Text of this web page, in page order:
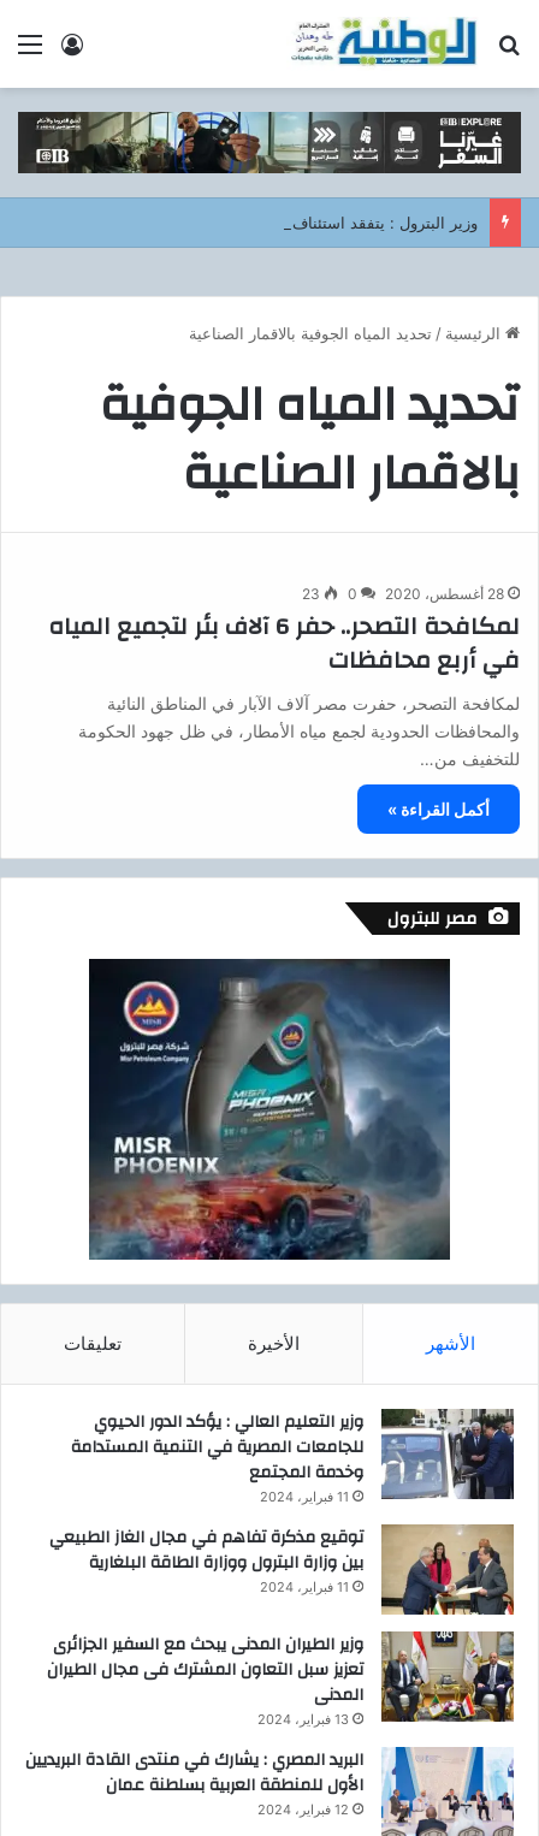
بحث عن
الرئيسية /تحديد المياه الجوفية بالاقمار الصناعية
تحديد المياه الجوفية
بالاقمار الصناعية
28 أغسطس، 2020 0
23
لمكافحة التصحر.. حفر 6 آلاف بئر لتجميع المياه
في أربع محافظات
لمكافحة التصحر، حفرت مصر آلاف الآبار في المناطق النائية
والمحافظات الحدودية لجمع مياه الأمطار، في ظل جهود الحكومة
للتخفيف من…
أكمل القراءة »
مصر للبترول
الأشهر الأخيرة تعليقات
وزير التعليم العالي : يؤكد الدور الحيوي
للجامعات المصرية في التنمية المستدامة
وخدمة المجتمع
11 فبراير، 2024
توقيع مذكرة تفاهم في مجال الغاز الطبيعي
بين وزارة البترول ووزارة الطاقة البلغارية
11 فبراير، 2024
وزير الطيران المدنى يبحث مع السفير الجزائرى
تعزيز سبل التعاون المشترك فى مجال الطيران
المدنى
13 فبراير، 2024
البريد المصري : يشارك في منتدى القادة البريديين
الأول للمنطقة العربية بسلطنة عمان
12 فبراير، 2024